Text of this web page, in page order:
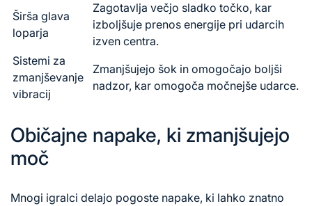
Širša glava
loparja
Zagotavlja večjo sladko točko, kar
izboljšuje prenos energije pri udarcih
izven centra.
Sistemi za
zmanjševanje
vibracij
Zmanjšujejo šok in omogočajo boljši
nadzor, kar omogoča močnejše udarce.
Običajne napake, ki zmanjšujejo
moč
Mnogi igralci delajo pogoste napake, ki lahko znatno